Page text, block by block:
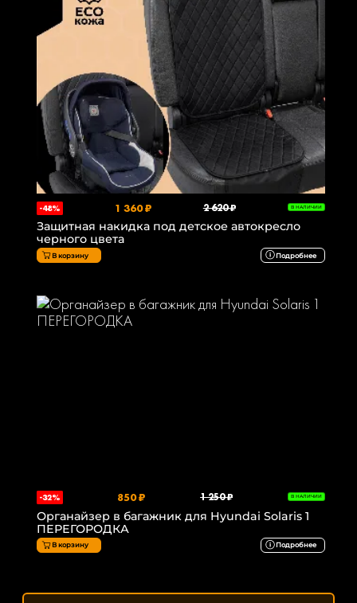
-48% 1 360 ₽ 2 620 ₽ В НАЛИЧИИ
Защитная накидка под детское автокресло
черного цвета
В корзину Подробнее
-32% 850 ₽ 1 250 ₽ В НАЛИЧИИ
Органайзер в багажник для Hyundai Solaris 1
ПЕРЕГОРОДКА
В корзину Подробнее